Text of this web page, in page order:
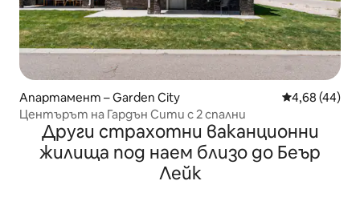
Апартамент – Garden City Средна
4,68 (44)
Центърът на Гардън Сити с 2 спални
Други страхотни ваканционни
жилища под наем близо до Беър
Лейк